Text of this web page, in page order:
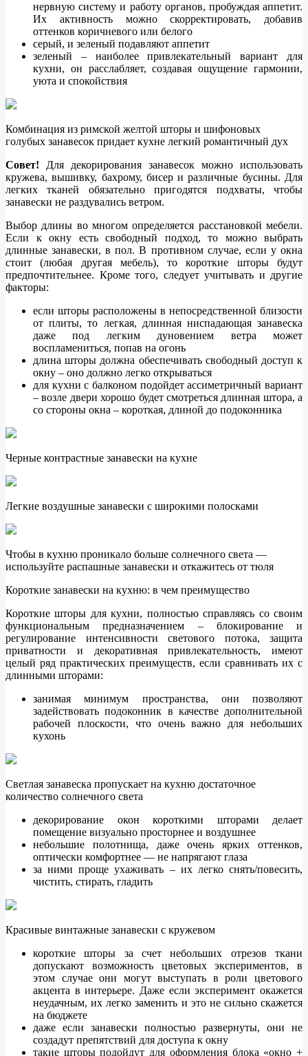
нервную систему и работу органов, пробуждая аппетит.
Их активность можно скорректировать, добавив
оттенков коричневого или белого
серый, и зеленый подавляют аппетит
зеленый – наиболее привлекательный вариант для
кухни, он расслабляет, создавая ощущение гармонии,
уюта и спокойствия
Комбинация из римской желтой шторы и шифоновых
голубых занавесок придает кухне легкий романтичный дух
Совет! Для декорирования занавесок можно использовать
кружева, вышивку, бахрому, бисер и различные бусины. Для
легких тканей обязательно пригодятся подхваты, чтобы
занавески не раздувались ветром.
Выбор длины во многом определяется расстановкой мебели.
Если к окну есть свободный подход, то можно выбрать
длинные занавески, в пол. В противном случае, если у окна
стоит (любая другая мебель), то короткие шторы будут
предпочтительнее. Кроме того, следует учитывать и другие
факторы:
если шторы расположены в непосредственной близости
от плиты, то легкая, длинная ниспадающая занавеска
даже под легким дуновением ветра может
воспламениться, попав на огонь
длина шторы должна обеспечивать свободный доступ к
окну – оно должно легко открываться
для кухни с балконом подойдет ассиметричный вариант
– возле двери хорошо будет смотреться длинная штора, а
со стороны окна – короткая, длиной до подоконника
Черные контрастные занавески на кухне
Легкие воздушные занавески с широкими полосками
Чтобы в кухню проникало больше солнечного света —
используйте распашные занавески и откажитесь от тюля
Короткие занавески на кухню: в чем преимущество
Короткие шторы для кухни, полностью справляясь со своим
функциональным предназначением – блокирование и
регулирование интенсивности светового потока, защита
приватности и декоративная привлекательность, имеют
целый ряд практических преимуществ, если сравнивать их с
длинными шторами:
занимая минимум пространства, они позволяют
задействовать подоконник в качестве дополнительной
рабочей плоскости, что очень важно для небольших
кухонь
Светлая занавеска пропускает на кухню достаточное
количество солнечного света
декорирование окон короткими шторами делает
помещение визуально просторнее и воздушнее
небольшие полотнища, даже очень ярких оттенков,
оптически комфортнее — не напрягают глаза
за ними проще ухаживать – их легко снять/повесить,
чистить, стирать, гладить
Красивые винтажные занавески с кружевом
короткие шторы за счет небольших отрезов ткани
допускают возможность цветовых экспериментов, в
этом случае они могут выступать в роли цветового
акцента в интерьере. Даже если эксперимент окажется
неудачным, их легко заменить и это не сильно скажется
на бюджете
даже если занавески полностью развернуты, они не
создадут препятствий для доступа к окну
такие шторы подойдут для оформления блока «окно +